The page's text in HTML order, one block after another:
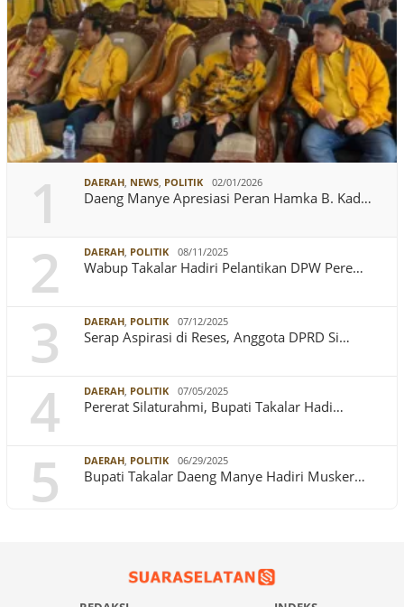
1 DAERAH, NEWS, POLITIK 02/01/2026
Daeng Manye Apresiasi Peran Hamka B. Kad…
2 DAERAH, POLITIK 08/11/2025
Wabup Takalar Hadiri Pelantikan DPW Pere…
3 DAERAH, POLITIK 07/12/2025
Serap Aspirasi di Reses, Anggota DPRD Si…
4 DAERAH, POLITIK 07/05/2025
Pererat Silaturahmi, Bupati Takalar Hadi…
5 DAERAH, POLITIK 06/29/2025
Bupati Takalar Daeng Manye Hadiri Musker…